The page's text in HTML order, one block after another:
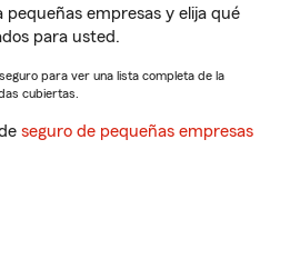
empresas y elija qué
para usted.
para ver una lista completa de la
cubiertas.
seguro de pequeñas empresas